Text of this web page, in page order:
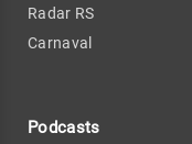
Radar RS
Carnaval
Podcasts